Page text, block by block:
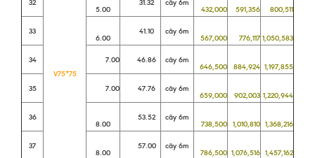
32
V75*75
5.00
31.32 cây 6m
432,000 591,356 800,511
33
6.00
41.10 cây 6m
567,000 776,117 1,050,583
34 7.00 46.86 cây 6m
646,500 884,924 1,197,855
35 7.00 47.76 cây 6m
659,000 902,003 1,220,944
36
8.00
53.52 cây 6m
738,500 1,010,810 1,368,216
37
8.00
57.00 cây 6m
786,500 1,076,516 1,457,162